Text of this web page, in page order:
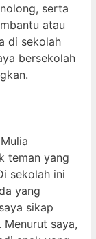
serta
atau
di sekolah
bersekolah
teman yang
sekolah ini
yang
sikap
saya,